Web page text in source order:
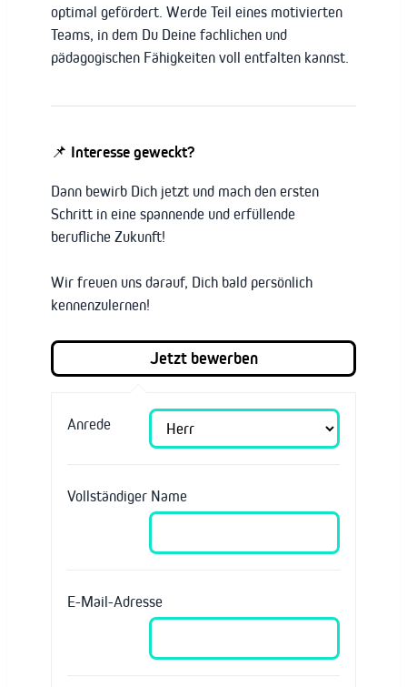
optimal gefördert. Werde Teil eines motivierten
Teams, in dem Du Deine fachlichen und
pädagogischen Fähigkeiten voll entfalten kannst.
📌 Interesse geweckt?
Dann bewirb Dich jetzt und mach den ersten
Schritt in eine spannende und erfüllende
berufliche Zukunft!
Wir freuen uns darauf, Dich bald persönlich
kennenzulernen!
Anrede
Vollständiger Name
E-Mail-Adresse